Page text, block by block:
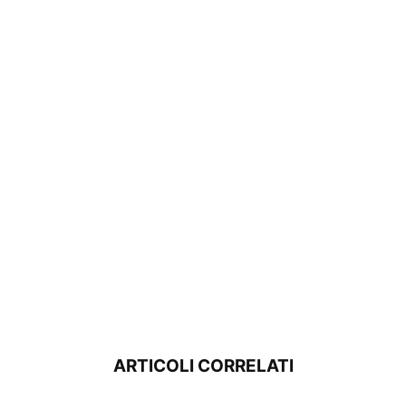
ARTICOLI CORRELATI